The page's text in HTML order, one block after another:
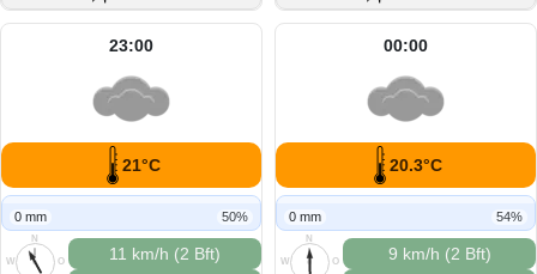
23:00
21°C
0 mm 50%
N
O
W
11 km/h (2 Bft)
00:00
20.3°C
0 mm 54%
N
O
W
9 km/h (2 Bft)